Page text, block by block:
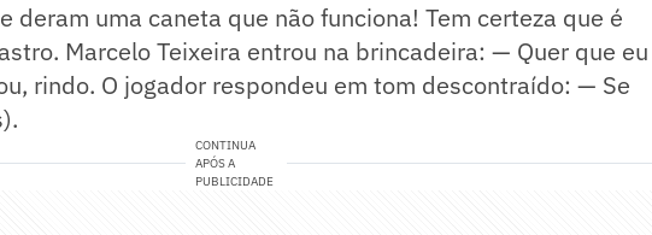
deram uma caneta que não funciona! Tem certeza que é
Marcelo Teixeira entrou na brincadeira: — Quer que eu
rindo. O jogador respondeu em tom descontraído: — Se
CONTINUA
APÓS A
PUBLICIDADE